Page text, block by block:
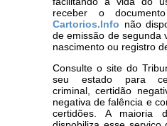
receber o
Cartorios.Info não
de emissão de segunda
nascimento ou registro
Consulte o site do
seu estado para
criminal, certidão
negativa de falência e
certidões. A maioria